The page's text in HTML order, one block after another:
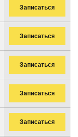
Записаться
Записаться
Записаться
Записаться
Записаться